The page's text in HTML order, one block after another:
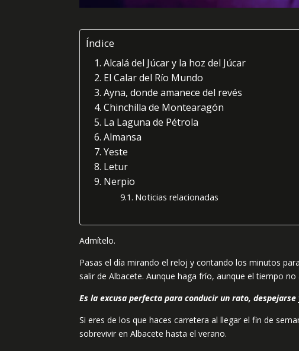
Índice
Alcalá del Júcar y la hoz del Júcar
El Calar del Río Mundo
Ayna, donde amanece del revés
Chinchilla de Montearagón
La Laguna de Pétrola
Almansa
Yeste
Letur
Nerpio
Noticias relacionadas
Admítelo.
Pasas el día mirando el reloj y contando los minutos
salir de Albacete. Aunque haga frío, aunque el tiempo no
Es la excusa perfecta para conducir un rato,
Si eres de los que haces carretera al llegar el fin de
sobrevivir en Albacete hasta el verano.